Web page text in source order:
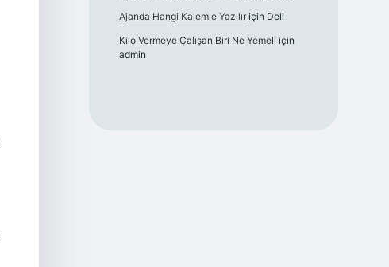
Ajanda Hangi Kalemle Yazılıriçin Deli
Kilo Vermeye Çalışan Biri Ne Yemeli için
admin